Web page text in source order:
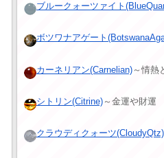
ブルークォーツァイト
ボツワナアゲート
カーネリアン(Carnelian)～情熱
シトリン(Citrine)～金運や財運
クラウディクォーツ(CloudyQtz)